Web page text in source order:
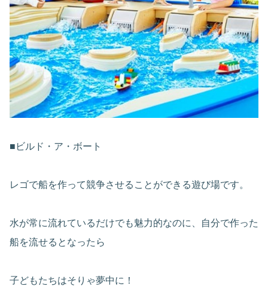
■ビルド・ア・ボート
レゴで船を作って競争させることができる遊び場です。
水が常に流れているだけでも魅力的なのに、自分で作った
船を流せるとなったら
子どもたちはそりゃ夢中に！